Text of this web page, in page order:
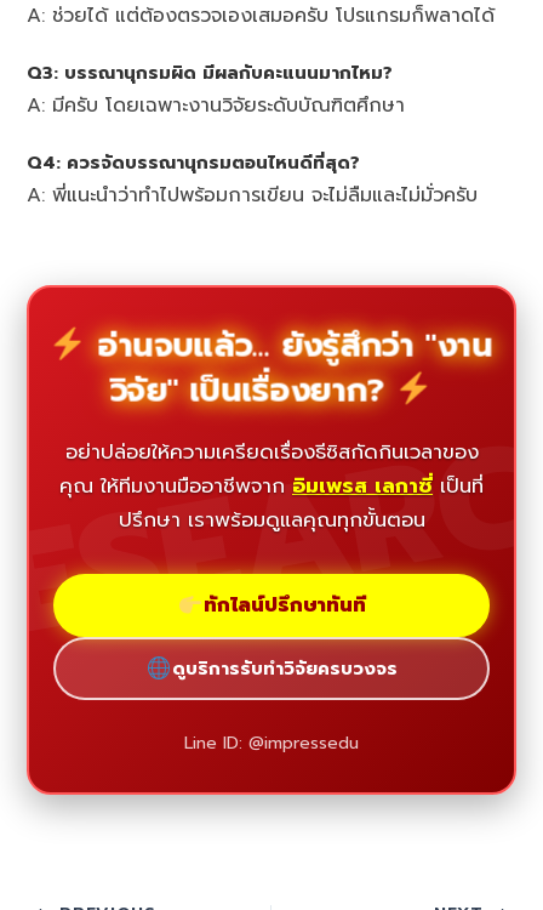
A: ช่วยได้ แต่ต้องตรวจเองเสมอครับ โปรแกรมก็พลาดได้
Q3: บรรณานุกรมผิด มีผลกับคะแนนมากไหม?
A: มีครับ โดยเฉพาะงานวิจัยระดับบัณฑิตศึกษา
Q4: ควรจัดบรรณานุกรมตอนไหนดีที่สุด?
A: พี่แนะนำว่าทำไปพร้อมการเขียน จะไม่ลืมและไม่มั่วครับ
อ่านจบแล้ว... ยังรู้สึกว่า "งาน
วิจัย" เป็นเรื่องยาก?
อย่าปล่อยให้ความเครียดเรื่องธีซิสกัดกินเวลาของ
คุณ ให้ทีมงานมืออาชีพจาก อิมเพรส เลกาซี่ เป็นที่
ปรึกษา เราพร้อมดูแลคุณทุกขั้นตอน
ทักไลน์ปรึกษาทันที
ดูบริการรับทำวิจัยครบวงจร
Line ID: @impressedu